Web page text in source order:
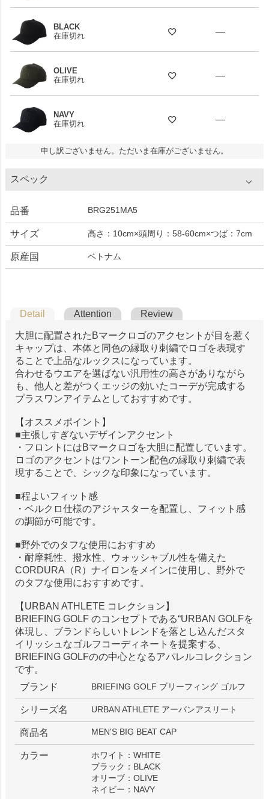
BLACK
在庫切れ
—
OLIVE
在庫切れ
—
NAVY
在庫切れ
—
申し訳ございません。ただいま在庫がございません。
スペック
品番 BRG251MA5
サイズ 高さ：10cm×頭周り：58-60cm×つば：7cm
原産国 ベトナム
Detail Attention Review
大胆に配置されたBマークロゴのアクセントが目を惹く
キャップは、本体と同色の縁取り刺繍でロゴを表現す
ることで上品なルックスになっています。
合わせるウエアを選ばない汎用性の高さがありながら
も、他人と差がつくエッジの効いたコーデが完成する
プラスワンアイテムとしておすすめです。
【オススメポイント】
■主張しすぎないデザインアクセント
・フロントにはBマークロゴを大胆に配置しています。
ロゴのアクセントはワントーン配色の縁取り刺繍で表
現することで、シックな印象になっています。
■程よいフィット感
・ベルクロ仕様のアジャスターを配置し、フィット感
の調節が可能です。
■野外でのタフな使用におすすめ
・耐摩耗性、撥水性、ウォッシャブル性を備えた
CORDURA（R）ナイロンをメインに使用し、野外で
のタフな使用におすすめです。
【URBAN ATHLETE コレクション】
BRIEFING GOLF のコンセプトである“URBAN GOLFを
体現し、ブランドらしいトレンドを落とし込んだスタ
イリッシュなゴルフコーディネートを提案する、
BRIEFING GOLFのの中心となるアパレルコレクション
です。
ブランド
BRIEFING GOLF ブリーフィング ゴルフ
シリーズ名 URBAN ATHLETE アーバンアスリート
商品名 MEN'S BIG BEAT CAP
カラー
ホワイト：WHITE
ブラック：BLACK
オリーブ：OLIVE
ネイビー：NAVY